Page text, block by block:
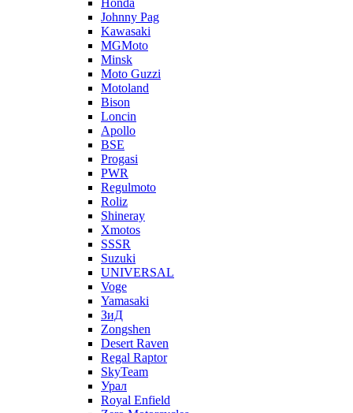
Honda
Johnny Pag
Kawasaki
MGMoto
Minsk
Moto Guzzi
Motoland
Bison
Loncin
Apollo
BSE
Progasi
PWR
Regulmoto
Roliz
Shineray
Xmotos
SSSR
Suzuki
UNIVERSAL
Voge
Yamasaki
ЗиД
Zongshen
Desert Raven
Regal Raptor
SkyTeam
Урал
Royal Enfield